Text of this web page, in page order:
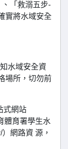
「救溺五步-
實將水域安全
水域安全資
場所，切勿前
式網站
體育署學生水
網路資 源，